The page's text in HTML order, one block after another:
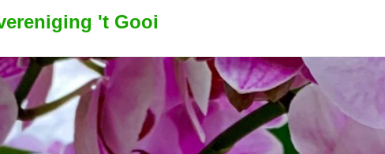
't Gooi